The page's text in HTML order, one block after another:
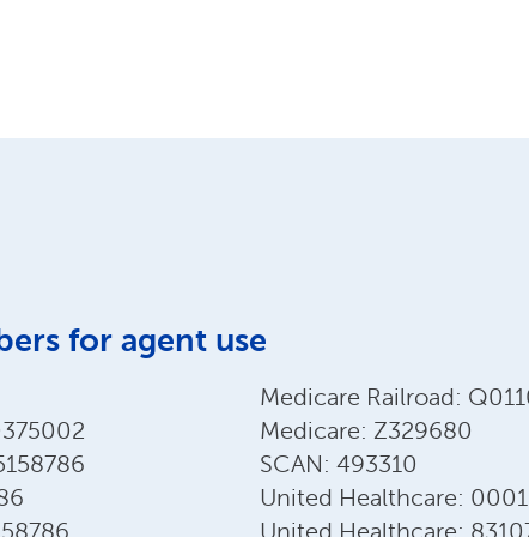
for agent use
Medicare Railroad:
Medicare: Z329680
SCAN: 493310
United Healthcare:
United Healthcare: